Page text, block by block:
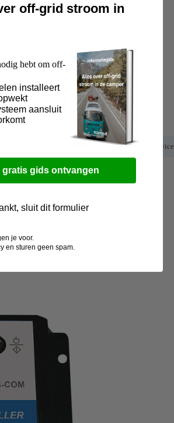
Klanten waarderen onze service
off-grid stroom in
hebt om off-
installeert
aansluit
gratis gids ontvangen
sluit dit formulier
je voor.
en sturen geen spam.